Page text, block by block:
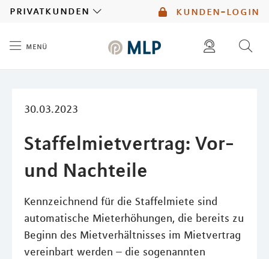
kunden-login
privatkunden
menü
30.03.2023
Staffelmietvertrag: Vor-
und Nachteile
Kennzeichnend für die Staffelmiete sind
automatische Mieterhöhungen, die bereits zu
Beginn des Mietverhältnisses im Mietvertrag
vereinbart werden – die sogenannten